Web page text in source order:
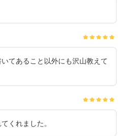
てあること以外にも沢山教えて
くれました。